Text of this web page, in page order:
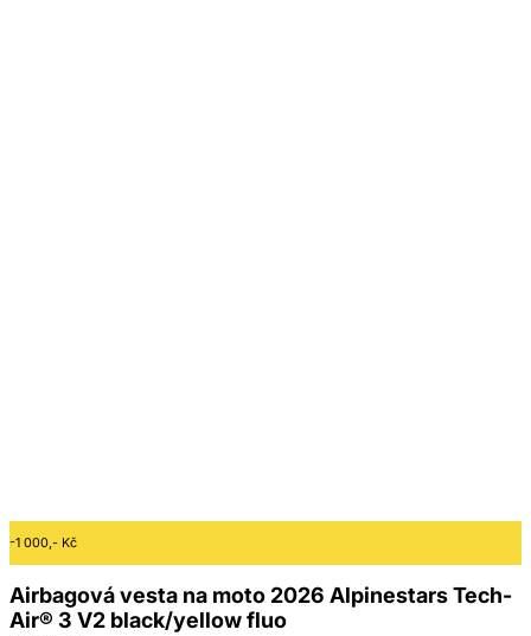
-1 000,- Kč
Airbagová vesta na moto 2026 Alpinestars Tech-
Air® 3 V2 black/yellow fluo